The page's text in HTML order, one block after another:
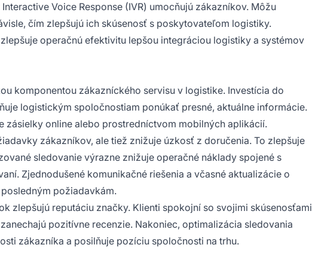
Voice Response (IVR) umocňujú zákazníkov. Môžu
čím zlepšujú ich skúsenosť s poskytovateľom logistiky.
operačnú efektivitu lepšou integráciou logistiky a systémov
komponentou zákazníckého servisu v logistike. Investícia do
logistickým spoločnostiam ponúkať presné, aktuálne informácie.
zásielky online alebo prostredníctvom mobilných aplikácií.
zákazníkov, ale tiež znižuje úzkosť z doručenia. To zlepšuje
sledovanie výrazne znižuje operačné náklady spojené s
Zjednodušené komunikačné riešenia a včasné aktualizácie o
požiadavkám.
zlepšujú reputáciu značky. Klienti spokojní so svojimi skúsenosťami
pozitívne recenzie. Nakoniec, optimalizácia sledovania
zákazníka a posilňuje pozíciu spoločnosti na trhu.